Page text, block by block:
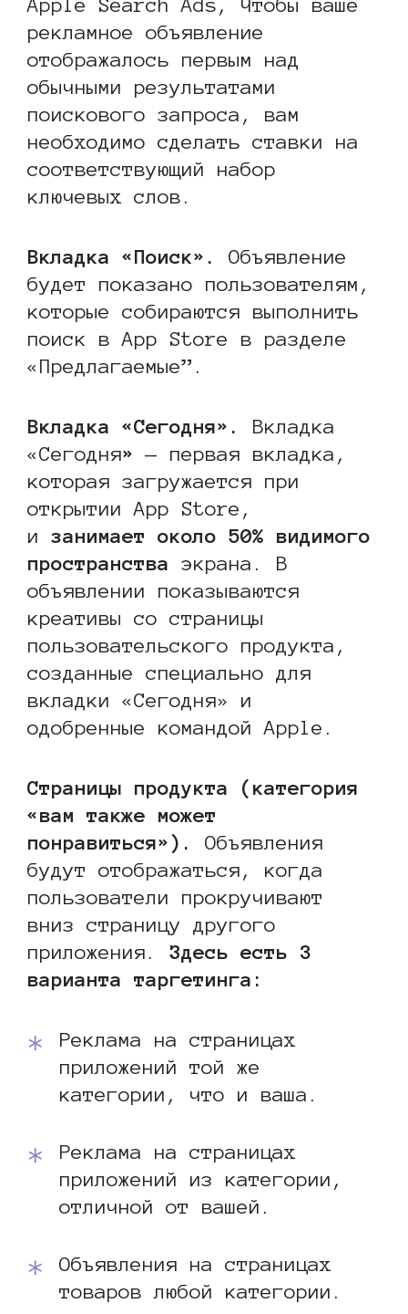
Apple Search Ads, Чтобы ваше
рекламное объявление
отображалось первым над
обычными результатами
поискового запроса, вам
необходимо сделать ставки на
соответствующий набор
ключевых слов.
Вкладка «Поиск».
Объявление
будет показано пользователям,
которые собираются выполнить
поиск в App Store в разделе
«Предлагаемые”.
Вкладка «Сегодня» .
‍Вкладка
«Сегодня» — первая вкладка,
которая загружается при
открытии App Store,
и занимает около 50% видимого
пространства экрана. В
объявлении показываются
креативы со страницы
пользовательского продукта,
созданные специально для
вкладки «Сегодня» и
одобренные командой Apple.
Страницы продукта (категория
«вам также может
понравиться»).
Объявления
будут отображаться, когда
пользователи прокручивают
вниз страницу другого
приложения. Здесь есть 3
варианта таргетинга:
Реклама на страницах
приложений той же
категории, что и ваша.
Реклама на страницах
приложений из категории,
отличной от вашей.
Объявления на страницах
товаров любой категории.